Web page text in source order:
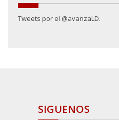
Tweets por el @avanzaLD.
SIGUENOS